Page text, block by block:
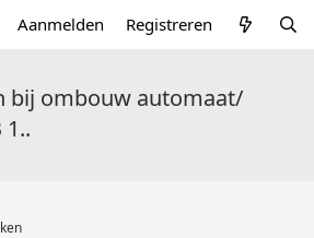
Aanmelden Registreren
bij ombouw automaat/